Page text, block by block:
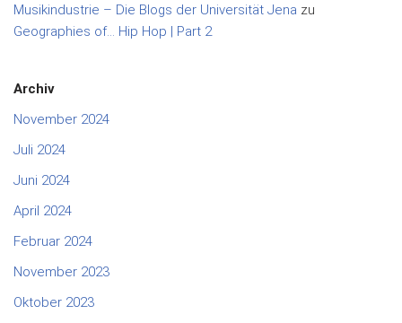
Musikindustrie – Die Blogs der Universität Jena zu
Geographies of… Hip Hop | Part 2
Archiv
November 2024
Juli 2024
Juni 2024
April 2024
Februar 2024
November 2023
Oktober 2023